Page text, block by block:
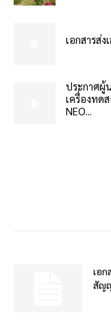
เอกสารส่ง
ประกาศผู้
เครื่องทด
NEO...
เอก
สัญ